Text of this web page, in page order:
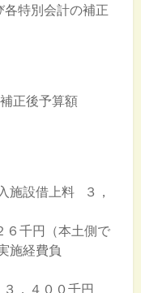
特別会計の補正
正後予算額
施設借上料 ３，
千円（本土側で
施経費負
，４００千円